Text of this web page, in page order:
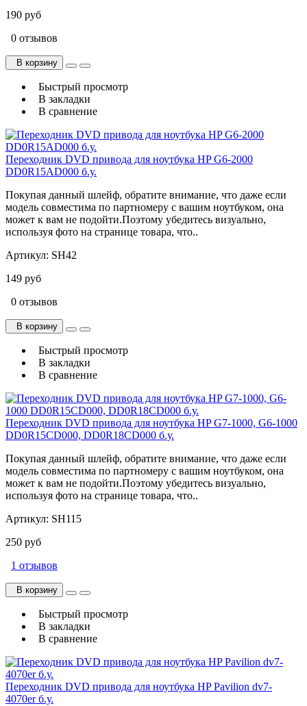
190 руб
0 отзывов
В корзину
Быстрый просмотр
В закладки
В сравнение
Переходник DVD привода для ноутбука HP G6-2000
DD0R15AD000 б.у.
Покупая данный шлейф, обратите внимание, что даже если
модель совместима по партномеру с вашим ноутбуком, она
может к вам не подойти.Поэтому убедитесь визуально,
используя фото на странице товара, что..
Артикул: SH42
149 руб
0 отзывов
В корзину
Быстрый просмотр
В закладки
В сравнение
Переходник DVD привода для ноутбука HP G7-1000, G6-1000
DD0R15CD000, DD0R18CD000 б.у.
Покупая данный шлейф, обратите внимание, что даже если
модель совместима по партномеру с вашим ноутбуком, она
может к вам не подойти.Поэтому убедитесь визуально,
используя фото на странице товара, что..
Артикул: SH115
250 руб
1 отзывов
В корзину
Быстрый просмотр
В закладки
В сравнение
Переходник DVD привода для ноутбука HP Pavilion dv7-
4070er б.у.